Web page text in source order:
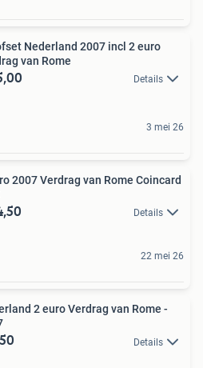
Nederland 2007 incl 2 euro
van Rome
Details
3 mei 26
2007 Verdrag van Rome Coincard
Details
22 mei 26
2 euro Verdrag van Rome -
Details